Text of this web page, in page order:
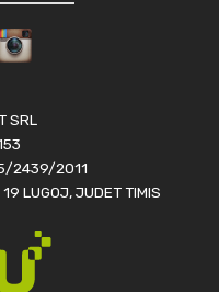
SRL
2439/2011
LUGOJ, JUDET TIMIS